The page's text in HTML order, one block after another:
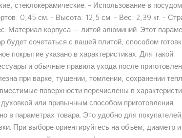
стеклокерамические. - Использование в
0,45 см. - Высота: 12,5 см. - Вес: 2,39 кг. -
Материал корпуса — литой алюминий. Этот
будет сочетаться с вашей плитой, способом
покрытие указано в характеристиках. Для такой
и обычные правила ухода после
при варке, тушении, томлении, сохранении
поверхности перечислены в
или привычным способом приготовления.
в параметрах товара. Это удобно для
При выборе ориентируйтесь на объем, диаметр